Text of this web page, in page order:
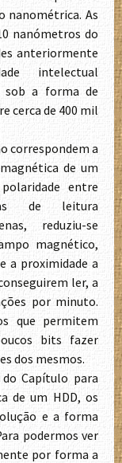
nanométrica. As
nanómetros do
anteriormente
intelectual
sob a forma de
cerca de 400 mil
correspondem a
de um
entre
de leitura
reduziu-se
magnético,
a proximidade a
ler, a
por minuto.
que permitem
bits fazer
dos mesmos.
Capítulo para
de um HDD, os
e a forma
podermos ver
por forma a